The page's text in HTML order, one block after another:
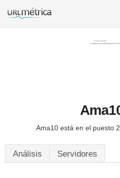
Ama10 está en el puesto
Análisis Servidores